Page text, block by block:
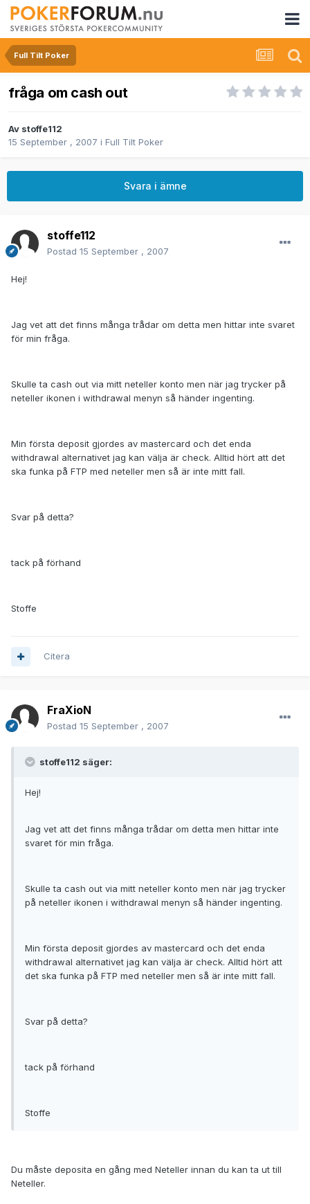
Full Tilt Poker
fråga om cash out
Av stoffe112
15 September , 2007 i Full Tilt Poker
Svara i ämne
stoffe112
Postad 15 September , 2007
Hej!
Jag vet att det finns många trådar om detta men hittar inte svaret
för min fråga.
Skulle ta cash out via mitt neteller konto men när jag trycker på
neteller ikonen i withdrawal menyn så händer ingenting.
Min första deposit gjordes av mastercard och det enda
withdrawal alternativet jag kan välja är check. Alltid hört att det
ska funka på FTP med neteller men så är inte mitt fall.
Svar på detta?
tack på förhand
Stoffe
Citera
FraXioN
Postad 15 September , 2007
stoffe112 säger:
Hej!
Jag vet att det finns många trådar om detta men hittar inte
svaret för min fråga.
Skulle ta cash out via mitt neteller konto men när jag trycker
på neteller ikonen i withdrawal menyn så händer ingenting.
Min första deposit gjordes av mastercard och det enda
withdrawal alternativet jag kan välja är check. Alltid hört att
det ska funka på FTP med neteller men så är inte mitt fall.
Svar på detta?
tack på förhand
Stoffe
Du måste deposita en gång med Neteller innan du kan ta ut till
Neteller.